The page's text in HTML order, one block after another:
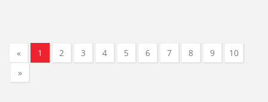
« 1 2 3 4 5 6 7 8 9
10
»